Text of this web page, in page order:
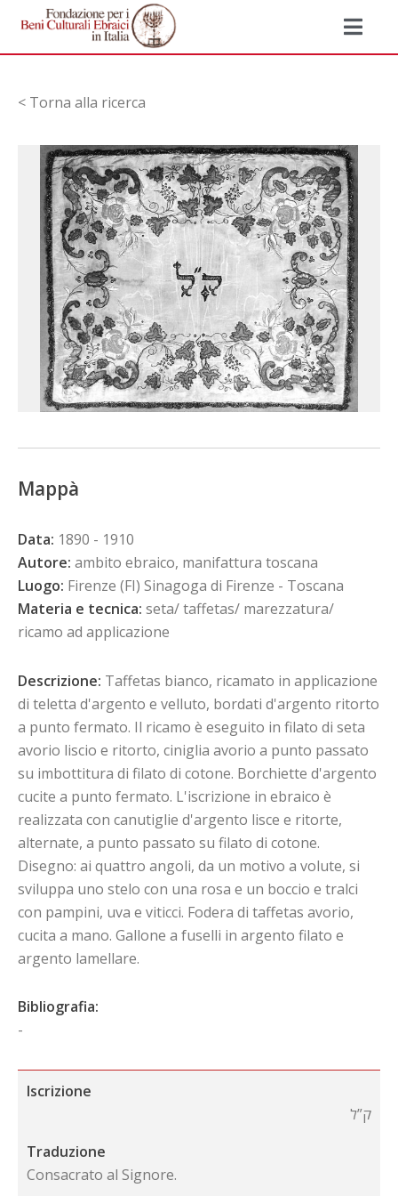
< Torna alla ricerca
Mappà
Data: 1890 - 1910
Autore: ambito ebraico, manifattura toscana
Luogo: Firenze (FI) Sinagoga di Firenze - Toscana
Materia e tecnica: seta/ taffetas/ marezzatura/
ricamo ad applicazione
Descrizione: Taffetas bianco, ricamato in applicazione
di teletta d'argento e velluto, bordati d'argento ritorto
a punto fermato. Il ricamo è eseguito in filato di seta
avorio liscio e ritorto, ciniglia avorio a punto passato
su imbottitura di filato di cotone. Borchiette d'argento
cucite a punto fermato. L'iscrizione in ebraico è
realizzata con canutiglie d'argento lisce e ritorte,
alternate, a punto passato su filato di cotone.
Disegno: ai quattro angoli, da un motivo a volute, si
sviluppa uno stelo con una rosa e un boccio e tralci
con pampini, uva e viticci. Fodera di taffetas avorio,
cucita a mano. Gallone a fuselli in argento filato e
argento lamellare.
Bibliografia:
-
Iscrizione
ק”ל
Traduzione
Consacrato al Signore.